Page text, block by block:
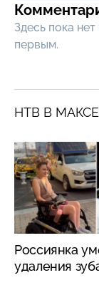
Здесь пока
первым.
НТВ В МАКСЕ
Россиянка
удаления